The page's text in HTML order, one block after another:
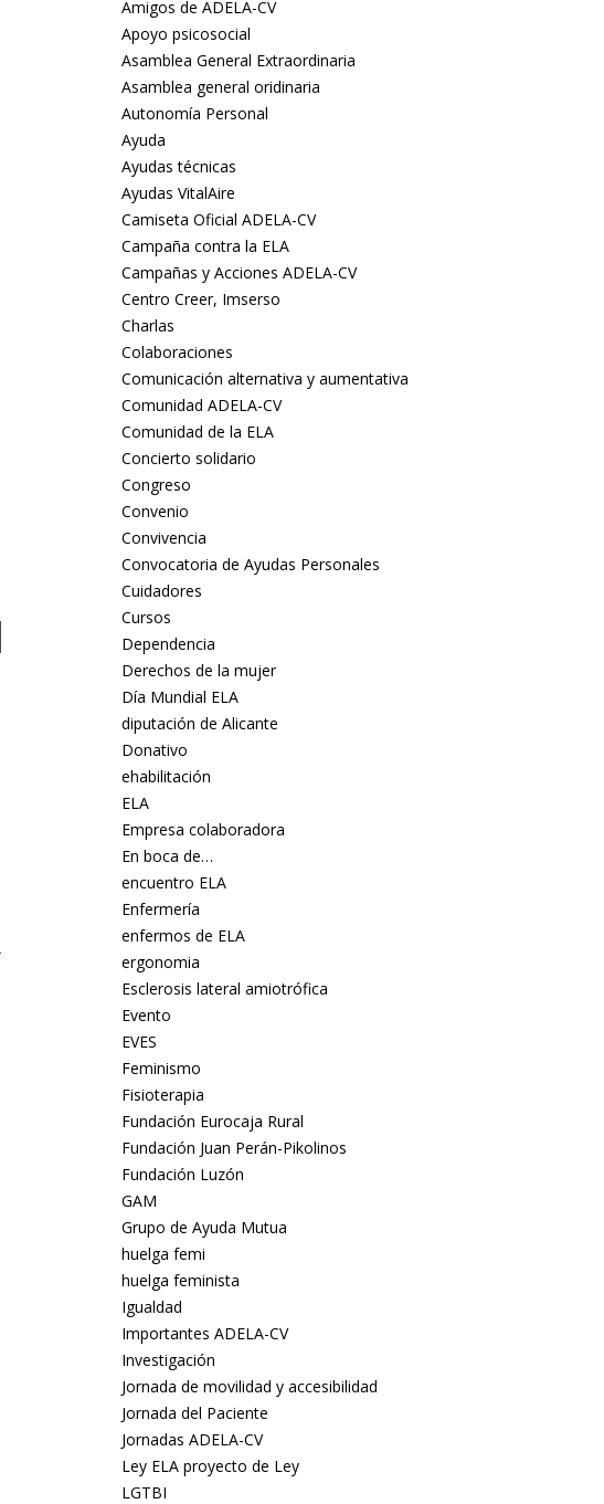
www.adela-cv.org
Amigos de ADELA-CV
Apoyo psicosocial
Asamblea General Extraordinaria
Asamblea general oridinaria
Autonomía Personal
Ayuda
Ayudas técnicas
Ayudas VitalAire
Camiseta Oficial ADELA-CV
Campaña contra la ELA
Campañas y Acciones ADELA-CV
Centro Creer, Imserso
Charlas
Colaboraciones
Comunicación alternativa y aumentativa
Comunidad ADELA-CV
Comunidad de la ELA
Concierto solidario
Congreso
Convenio
Convivencia
Convocatoria de Ayudas Personales
Cuidadores
Cursos
Dependencia
Derechos de la mujer
Día Mundial ELA
diputación de Alicante
Donativo
ehabilitación
ELA
Empresa colaboradora
En boca de…
encuentro ELA
Enfermería
enfermos de ELA
ergonomia
Esclerosis lateral amiotrófica
Evento
EVES
Feminismo
Fisioterapia
Fundación Eurocaja Rural
Fundación Juan Perán-Pikolinos
Fundación Luzón
GAM
Grupo de Ayuda Mutua
huelga femi
huelga feminista
Igualdad
Importantes ADELA-CV
Investigación
Jornada de movilidad y accesibilidad
Jornada del Paciente
Jornadas ADELA-CV
Ley ELA proyecto de Ley
LGTBI